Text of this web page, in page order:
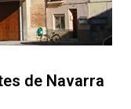
de Navarra